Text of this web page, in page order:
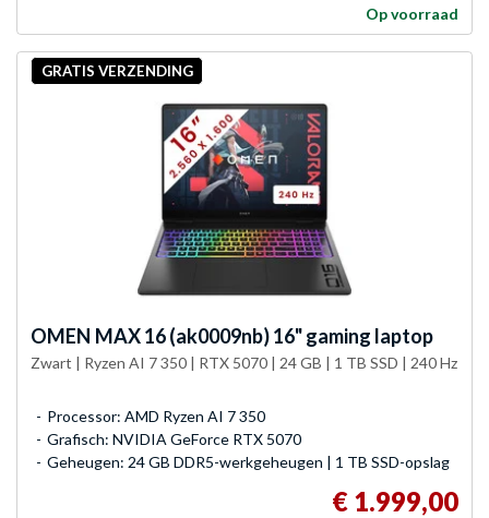
Op voorraad
GRATIS VERZENDING
OMEN MAX 16 (ak0009nb) 16" gaming laptop
Zwart | Ryzen AI 7 350 | RTX 5070 | 24 GB | 1 TB SSD | 240 Hz
Processor: AMD Ryzen AI 7 350
Grafisch: NVIDIA GeForce RTX 5070
Geheugen: 24 GB DDR5-werkgeheugen | 1 TB SSD-opslag
€ 1.999,00